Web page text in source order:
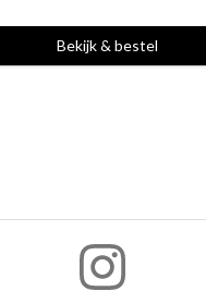
Bekijk & bestel